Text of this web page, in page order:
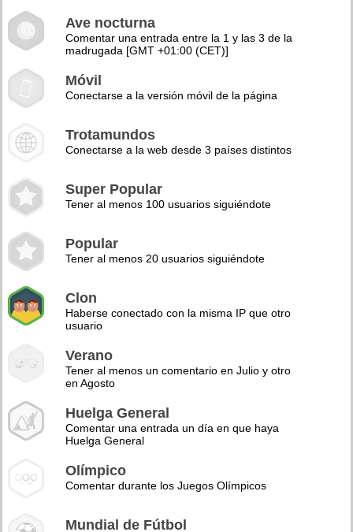
Ave nocturna
Comentar una entrada entre la 1 y las 3 de la
madrugada [GMT +01:00 (CET)]
Móvil
Conectarse a la versión móvil de la página
Trotamundos
Conectarse a la web desde 3 países distintos
Super Popular
Tener al menos 100 usuarios siguiéndote
Popular
Tener al menos 20 usuarios siguiéndote
Clon
Haberse conectado con la misma IP que otro
usuario
Verano
Tener al menos un comentario en Julio y otro
en Agosto
Huelga General
Comentar una entrada un día en que haya
Huelga General
Olímpico
Comentar durante los Juegos Olímpicos
Mundial de Fútbol